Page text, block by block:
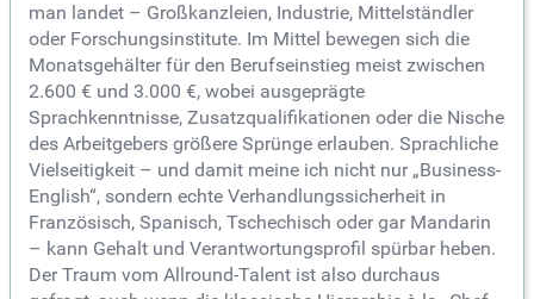
man landet – Großkanzleien, Industrie, Mittelständler
oder Forschungsinstitute. Im Mittel bewegen sich die
Monatsgehälter für den Berufseinstieg meist zwischen
2.600 € und 3.000 €, wobei ausgeprägte
Sprachkenntnisse, Zusatzqualifikationen oder die Nische
des Arbeitgebers größere Sprünge erlauben. Sprachliche
Vielseitigkeit – und damit meine ich nicht nur „Business-
English“, sondern echte Verhandlungssicherheit in
Französisch, Spanisch, Tschechisch oder gar Mandarin
– kann Gehalt und Verantwortungsprofil spürbar heben.
Der Traum vom Allround-Talent ist also durchaus